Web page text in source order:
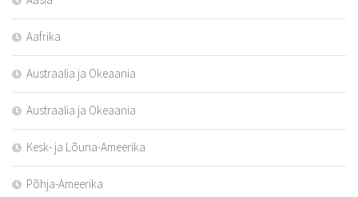
Aafrika
Austraalia ja Okeaania
Austraalia ja Okeaania
Kesk- ja Lõuna-Ameerika
Põhja-Ameerika